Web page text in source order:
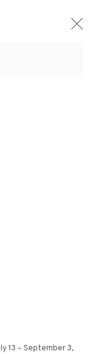
version of the
13 – September 3,